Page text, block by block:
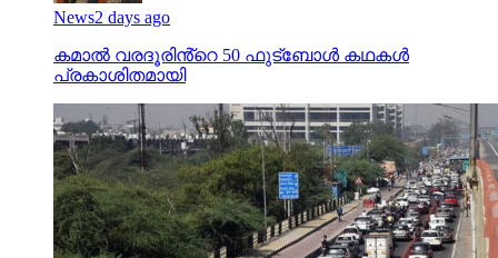
News2 days ago
കമാൽ വരദൂരിൻ്റെ 50 ഫുട്ബോൾ കഥകൾ
പ്രകാശിതമായി